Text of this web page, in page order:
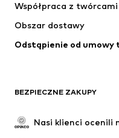
Kurtki
Bielizna
Płaszcze
Specjalne okazje
Współpraca z twórcami
Obszar dostawy
Odstąpienie od umowy
BEZPIECZNE ZAKUPY
Nasi klienci ocenili